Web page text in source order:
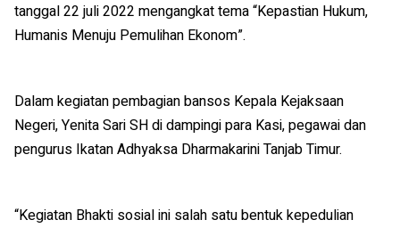
tanggal 22 juli 2022 mengangkat tema “Kepastian Hukum,
Humanis Menuju Pemulihan Ekonom”.
Dalam kegiatan pembagian bansos Kepala Kejaksaan
Negeri, Yenita Sari SH di dampingi para Kasi, pegawai dan
pengurus Ikatan Adhyaksa Dharmakarini Tanjab Timur.
“Kegiatan Bhakti sosial ini salah satu bentuk kepedulian